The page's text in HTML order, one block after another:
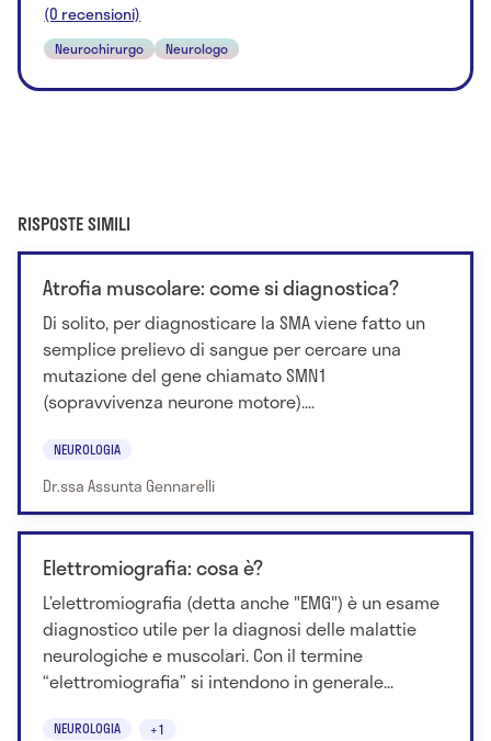
(0 recensioni)
Neurochirurgo Neurologo
RISPOSTE SIMILI
Atrofia muscolare: come si diagnostica?
Di solito, per diagnosticare la SMA viene fatto un
semplice prelievo di sangue per cercare una
mutazione del gene chiamato SMN1
(sopravvivenza neurone motore)....
NEUROLOGIA
Dr.ssa Assunta Gennarelli
Elettromiografia: cosa è?
L’elettromiografia (detta anche "EMG") è un esame
diagnostico utile per la diagnosi delle malattie
neurologiche e muscolari. Con il termine
“elettromiografia” si intendono in generale...
NEUROLOGIA +1